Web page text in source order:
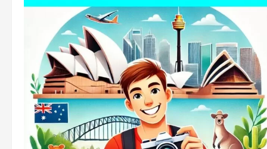
ー
ダ
ー
の
実
力
と
は？
の
詳
細
を
ご
覧
く
だ
さ